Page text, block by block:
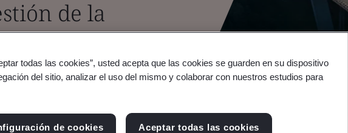
de la
de la Seguridad
establecer
todas las cookies”, usted acepta que las cookies se guarden en su dispositivo
del sitio, analizar el uso del mismo y colaborar con nuestros estudios para
de cookies Aceptar todas las cookies